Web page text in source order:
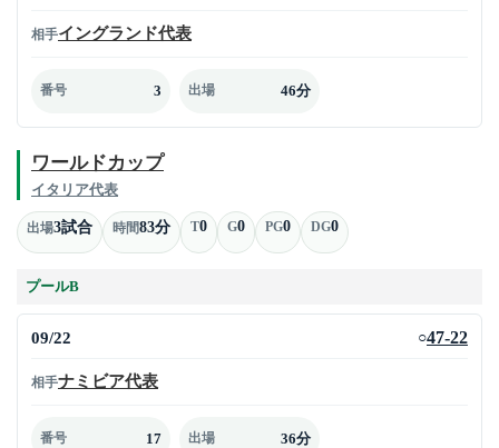
相手イングランド代表
番号 3 出場 46分
ワールドカップ
イタリア代表
出場3試合 時間83分 T0 G0 PG0 DG0
プールB
09/22 ○47-22
相手ナミビア代表
番号 17 出場 36分